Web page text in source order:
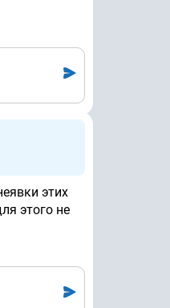
этих
этого не